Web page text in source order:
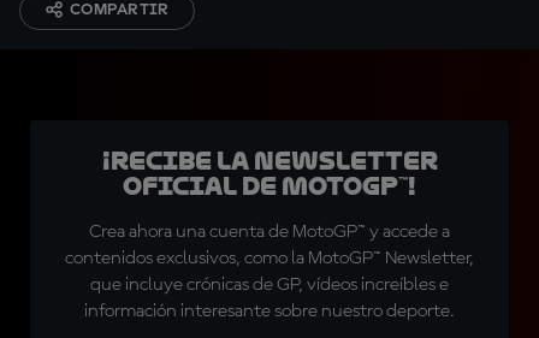
COMPARTIR
¡Recibe la Newsletter
oficial de MotoGP™!
Crea ahora una cuenta de MotoGP™ y accede a
contenidos exclusivos, como la MotoGP™ Newsletter,
que incluye crónicas de GP, vídeos increíbles e
información interesante sobre nuestro deporte.